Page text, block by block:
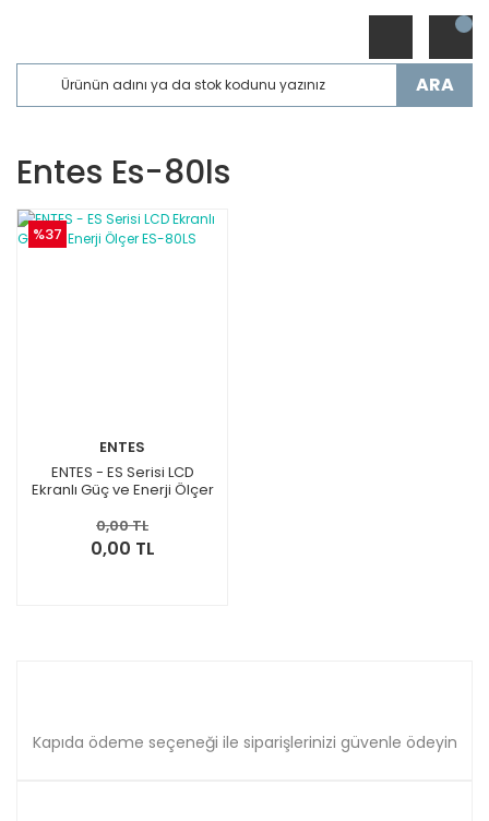
ARA
Entes Es-80ls
%37
ENTES
ENTES - ES Serisi LCD
Ekranlı Güç ve Enerji Ölçer
0,00 TL
0,00 TL
Kapıda ödeme seçeneği ile siparişlerinizi güvenle ödeyin